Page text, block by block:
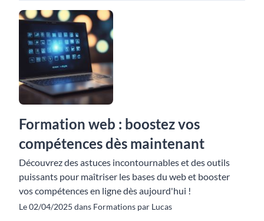
Formation web : boostez vos
compétences dès maintenant
Découvrez des astuces incontournables et des outils
puissants pour maîtriser les bases du web et booster
vos compétences en ligne dès aujourd'hui !
Le 02/04/2025 dans Formations par Lucas